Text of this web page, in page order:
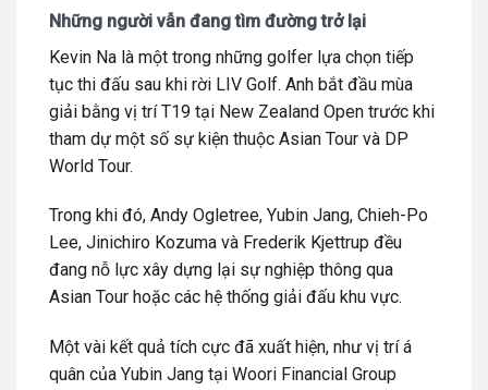
Những người vẫn đang tìm đường trở lại
Kevin Na là một trong những golfer lựa chọn tiếp
tục thi đấu sau khi rời LIV Golf. Anh bắt đầu mùa
giải bằng vị trí T19 tại New Zealand Open trước khi
tham dự một số sự kiện thuộc Asian Tour và DP
World Tour.
Trong khi đó, Andy Ogletree, Yubin Jang, Chieh-Po
Lee, Jinichiro Kozuma và Frederik Kjettrup đều
đang nỗ lực xây dựng lại sự nghiệp thông qua
Asian Tour hoặc các hệ thống giải đấu khu vực.
Một vài kết quả tích cực đã xuất hiện, như vị trí á
quân của Yubin Jang tại Woori Financial Group